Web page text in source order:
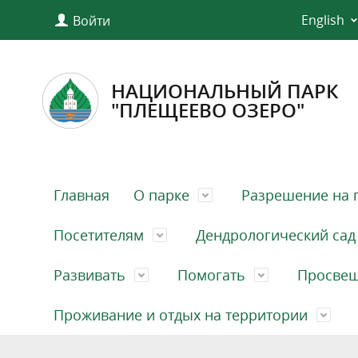
Войти English
НАЦИОНАЛЬНЫЙ ПАРК
"ПЛЕЩЕЕВО ОЗЕРО"
Главная О парке Разрешение на
Посетителям Дендрологический сад
Развивать Помогать
Проживание и отдых на территории